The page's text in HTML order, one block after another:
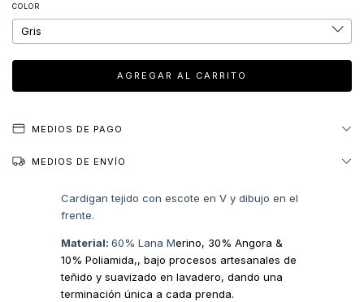
COLOR
MEDIOS DE PAGO
MEDIOS DE ENVÍO
Cardigan tejido con escote en V y dibujo en el
frente.
Material: 60% Lana Merino, 30% Angora &
10% Poliamida,, bajo procesos artesanales de
teñido y suavizado en lavadero, dando una
terminación única a cada prenda.